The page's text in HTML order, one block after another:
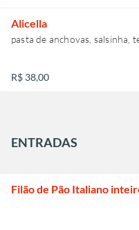
Alicella
pasta de anchovas, salsinha,
R$ 38,00
ENTRADAS
Filão de Pão Italiano